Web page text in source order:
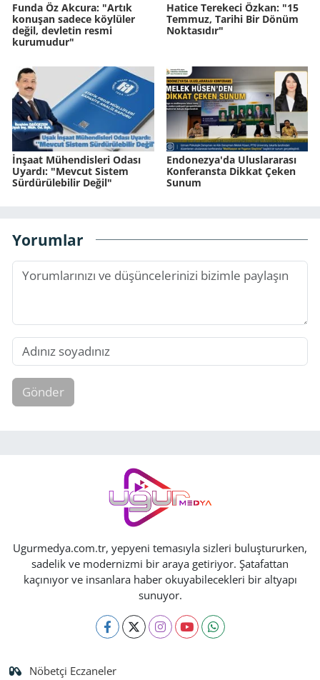
Funda Öz Akcura: "Artık
konuşan sadece köylüler
değil, devletin resmi
kurumudur"
Hatice Terekeci Özkan: "15
Temmuz, Tarihi Bir Dönüm
Noktasıdır"
İnşaat Mühendisleri Odası
Uyardı: "Mevcut Sistem
Sürdürülebilir Değil"
Endonezya'da Uluslararası
Konferansta Dikkat Çeken
Sunum
Yorumlar
Gönder
Ugurmedya.com.tr, yepyeni temasıyla sizleri buluştururken,
sadelik ve modernizmi bir araya getiriyor. Şatafattan
kaçınıyor ve insanlara haber okuyabilecekleri bir altyapı
sunuyor.
Nöbetçi Eczaneler